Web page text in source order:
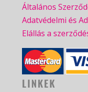
Általános
Adatvédelmi és
Elállás a
LINKEK